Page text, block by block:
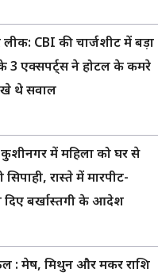
लीक: CBI की चार्जशीट में बड़ा
3 एक्सपर्ट्स ने होटल के कमरे
थे सवाल
कुशीनगर में महिला को घर से
रास्ते में मारपीट-
बर्खास्तगी के आदेश
: मेष, मिथुन और मकर राशि